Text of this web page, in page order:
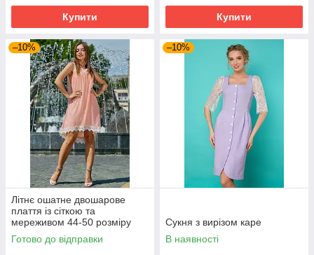
Купити Купити
–10%
Літнє ошатне двошарове
плаття із сіткою та
мереживом 44-50 розміру
різні забарвлення
Персиковий, 46
Готово до відправки
–10%
Сукня з вирізом каре
В наявності